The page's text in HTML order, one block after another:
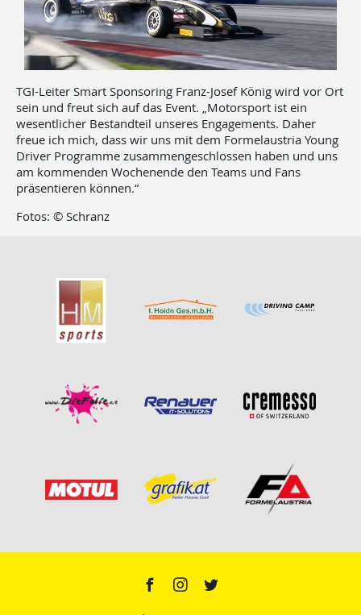
TGI-Leiter Smart Sponsoring Franz-Josef König wird vor Ort
sein und freut sich auf das Event. „Motorsport ist ein
wesentlicher Bestandteil unseres Engagements. Daher
freue ich mich, dass wir uns mit dem Formelaustria Young
Driver Programme zusammengeschlossen haben und uns
am kommenden Wochenende den Teams und Fans
präsentieren können.“
Fotos: © Schranz